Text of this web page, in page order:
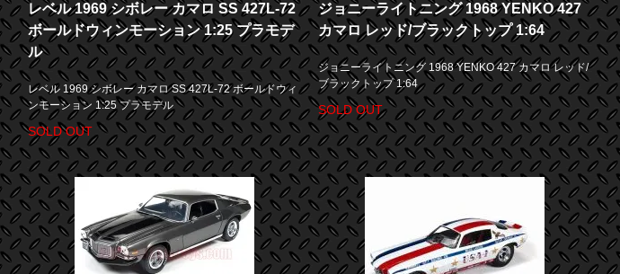
レベル 1969 シボレー カマロ SS 427L-72
ボールドウィンモーション 1:25 プラモデ
ル
レベル 1969 シボレー カマロ SS 427L-72 ボールドウィ
ンモーション 1:25 プラモデル
SOLD OUT
ジョニーライトニング 1968 YENKO 427
カマロ レッド/ブラックトップ 1:64
ジョニーライトニング 1968 YENKO 427 カマロ レッド/
ブラックトップ 1:64
SOLD OUT